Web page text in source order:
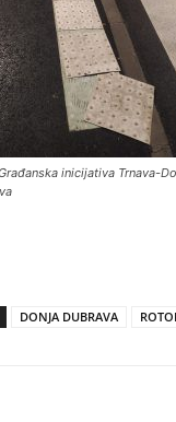
inicijativa Trnava-
DONJA DUBRAVA